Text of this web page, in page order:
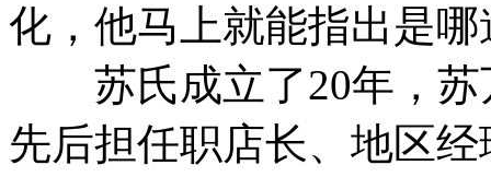
化，他马上就能指出是
苏氏成立了20年，苏
先后担任职店长、地区